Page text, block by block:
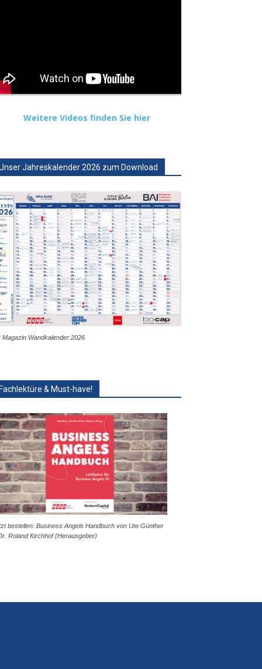
Weitere Videos finden Sie hier
Jahreskalender 2026 zum Download
Magazin Wandkalender 2026
& Must-have!
bestellen: Business Angels Handbuch von Ute Günther
Roland Kirchhof (Herausgeber)